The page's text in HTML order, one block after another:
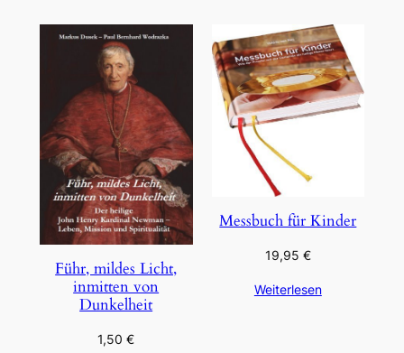
Führ, mildes Licht,
inmitten von
Dunkelheit
1,50€
Messbuch für Kinder
19,95 €
Weiterlesen